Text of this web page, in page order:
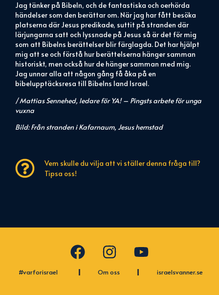
Jag tänker på Bibeln, och de fantastiska och oerhörda
händelser som den berättar om. När jag har fått besöka
platserna där Jesus predikade, suttit på stranden där
lärjungarna satt och lyssnade på Jesus så är det för mig
som att Bibelns berättelser blir färglagda. Det har hjälpt
mig att se och förstå hur berättelserna hänger samman
historiskt, men också hur de hänger samman med mig.
Jag unnar alla att någon gång få åka på en
bibelupptäcksresa till Bibelns land Israel.
/ Mattias Sennehed, ledare för YA! – Pingsts arbete för unga
vuxna
Bild: Från stranden i Kafarnaum, Jesus hemstad
Vem skulle du vilja att vi ställer denna fråga till?
Tipsa oss!
#varforisrael Om oss israelsvanner.se